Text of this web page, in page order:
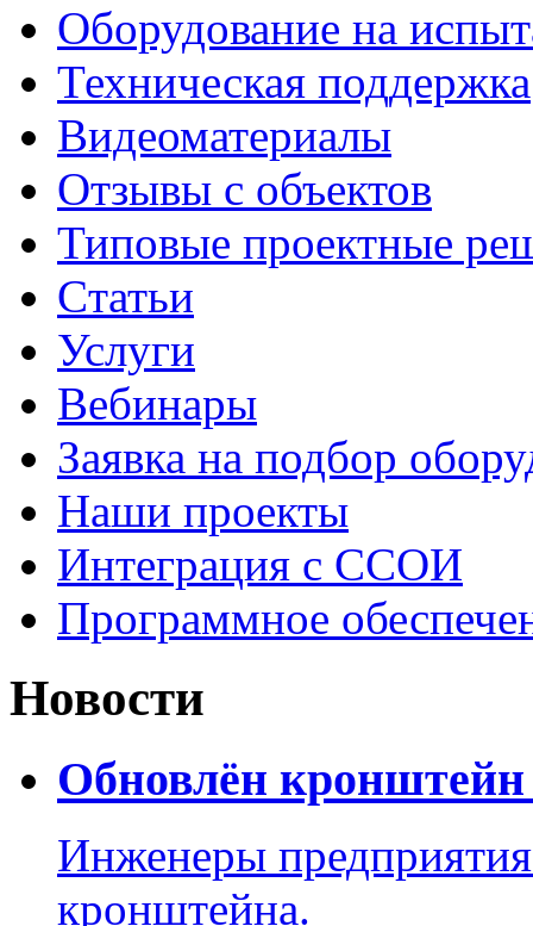
Оборудование на
Техническая поддержка
Видеоматериалы
Отзывы с объектов
Типовые проектные
Cтатьи
Услуги
Вебинары
Заявка на подбор
Наши проекты
Интеграция с ССОИ
Программное
Новости
Обновлён
Инженеры
кронштейна.